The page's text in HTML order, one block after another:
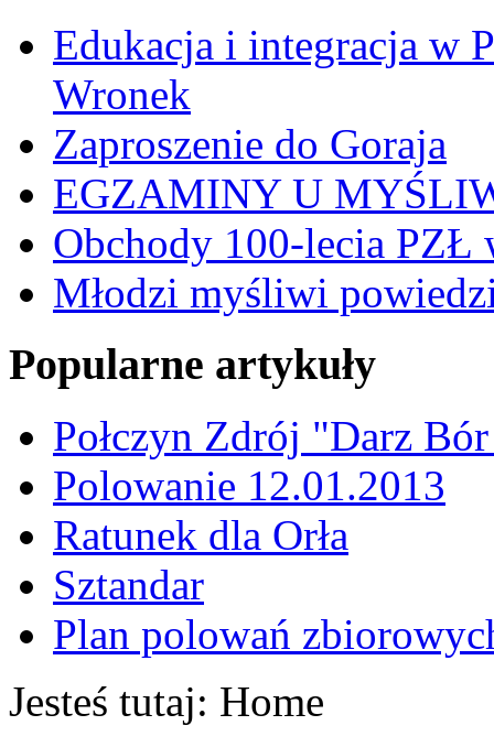
Edukacja i integracja w
Wronek
Zaproszenie do Goraja
EGZAMINY U
Obchody 100-lecia PZŁ
Młodzi myśliwi
Popularne artykuły
Połczyn Zdrój "Darz
Polowanie 12.01.2013
Ratunek dla Orła
Sztandar
Plan polowań
Jesteś tutaj: Home